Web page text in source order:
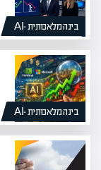
בינה מלאכותית -AI
בינה מלאכותית -AI